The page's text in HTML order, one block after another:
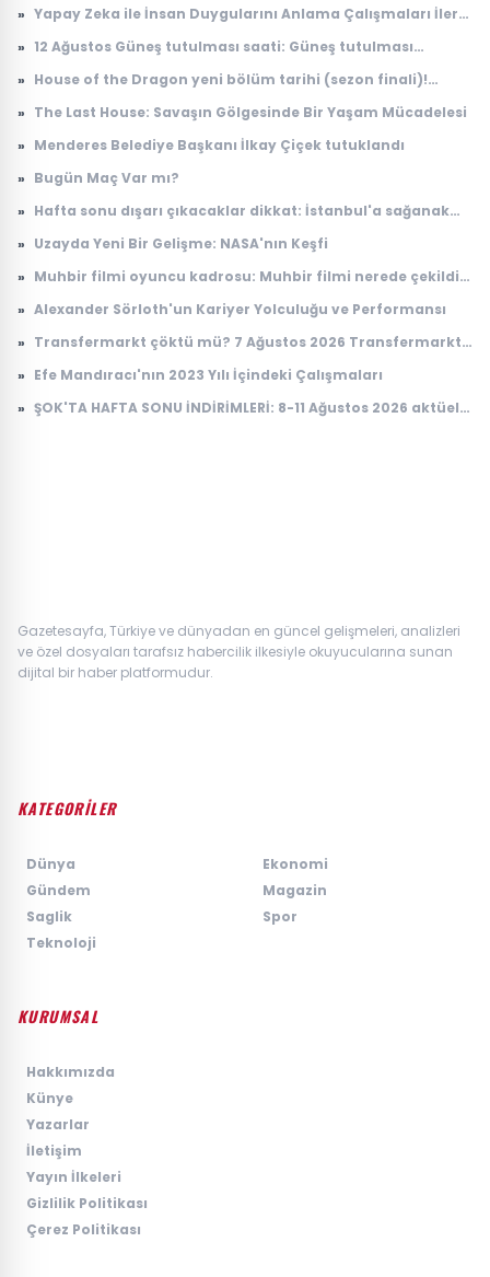
» Yapay Zeka ile İnsan Duygularını Anlama Çalışmaları İleri
» 12 Ağustos Güneş tutulması saati: Güneş tutulması
» House of the Dragon yeni bölüm tarihi (sezon finali)!
yayınlanacak?
» The Last House: Savaşın Gölgesinde Bir Yaşam Mücadelesi
» Menderes Belediye Başkanı İlkay Çiçek tutuklandı
» Bugün Maç Var mı?
» Hafta sonu dışarı çıkacaklar dikkat: İstanbul'a sağanak
» Uzayda Yeni Bir Gelişme: NASA'nın Keşfi
» Muhbir filmi oyuncu kadrosu: Muhbir filmi nerede çekildi,
» Alexander Sörloth'un Kariyer Yolculuğu ve Performansı
» Transfermarkt çöktü mü? 7 Ağustos 2026 Transfermarkt
» Efe Mandıracı'nın 2023 Yılı İçindeki Çalışmaları
» ŞOK'TA HAFTA SONU İNDİRİMLERİ: 8-11 Ağustos 2026 aktüel
Gazetesayfa, Türkiye ve dünyadan en güncel gelişmeleri, analizleri
ve özel dosyaları tarafsız habercilik ilkesiyle okuyucularına sunan
dijital bir haber platformudur.
KATEGORİLER
Dünya
Ekonomi
Gündem
Magazin
Saglik
Spor
Teknoloji
KURUMSAL
Hakkımızda
Künye
Yazarlar
İletişim
Yayın İlkeleri
Gizlilik Politikası
Çerez Politikası